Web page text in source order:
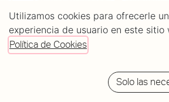
Utilizamos cookies para ofrecerle
experiencia de usuario en este sitio
Política de Cookies
Solo las